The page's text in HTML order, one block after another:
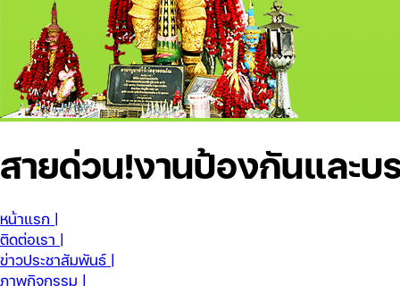
สายด่วน!งานป้องกันและบ
หน้าแรก |
ติดต่อเรา |
ข่าวประชาสัมพันธ์ |
ภาพกิจกรรม |